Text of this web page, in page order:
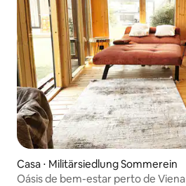
Casa ⋅ Militärsiedlung Sommerein
Oásis de bem-estar perto de Viena